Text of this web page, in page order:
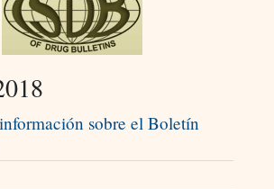
sobre el Boletín